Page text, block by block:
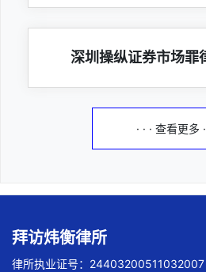
深圳操纵证券市场罪
· · · 查看更多 ·
拜访炜衡律所
律所执业证号：24403200511032007